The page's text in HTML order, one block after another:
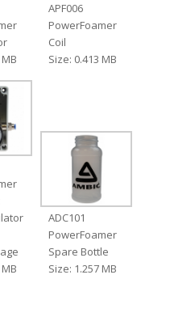
APF006
PowerFoamer
Coil
Size: 0.413 MB
ADC101
PowerFoamer
Spare Bottle
Size: 1.257 MB